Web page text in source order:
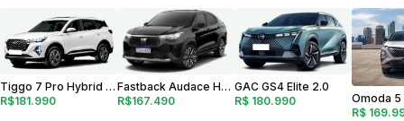
Tiggo 7 Pro Hybrid Max Drive
R$181.990
Fastback Audace Hybrid
R$167.490
GAC GS4 Elite 2.0
R$ 180.990
R$